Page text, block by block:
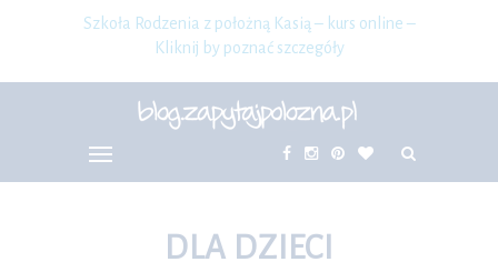
Szkoła Rodzenia z położną Kasią – kurs online –
Kliknij by poznać szczegóły
DLA DZIECI